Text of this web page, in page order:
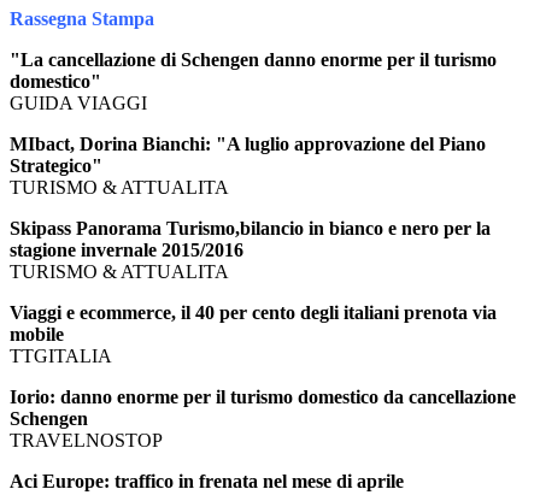
Rassegna Stampa
"La cancellazione di Schengen danno enorme per il turismo
domestico"
GUIDA VIAGGI
MIbact, Dorina Bianchi: "A luglio approvazione del Piano
Strategico"
TURISMO & ATTUALITA
Skipass Panorama Turismo,bilancio in bianco e nero per la
stagione invernale 2015/2016
TURISMO & ATTUALITA
Viaggi e ecommerce, il 40 per cento degli italiani prenota via
mobile
TTGITALIA
Iorio: danno enorme per il turismo domestico da cancellazione
Schengen
TRAVELNOSTOP
Aci Europe: traffico in frenata nel mese di aprile